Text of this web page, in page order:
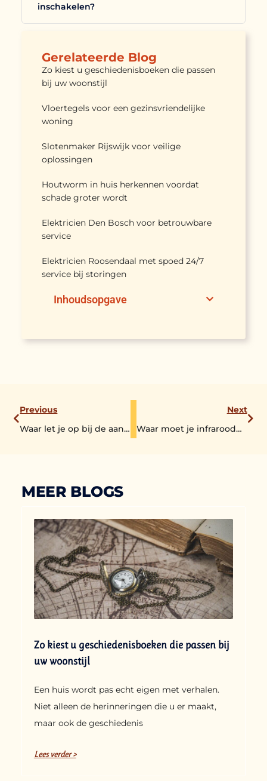
inschakelen?
Gerelateerde Blog
Zo kiest u geschiedenisboeken die passen
bij uw woonstijl
Vloertegels voor een gezinsvriendelijke
woning
Slotenmaker Rijswijk voor veilige
oplossingen
Houtworm in huis herkennen voordat
schade groter wordt
Elektricien Den Bosch voor betrouwbare
service
Elektricien Roosendaal met spoed 24/7
service bij storingen
Inhoudsopgave
Previous
Waar let je op bij de aankoop van een huis?
Next
Waar moet je infraroodpanelen installeren?
MEER BLOGS
Zo kiest u geschiedenisboeken die passen bij
uw woonstijl
Een huis wordt pas echt eigen met verhalen.
Niet alleen de herinneringen die u er maakt,
maar ook de geschiedenis
Lees verder >